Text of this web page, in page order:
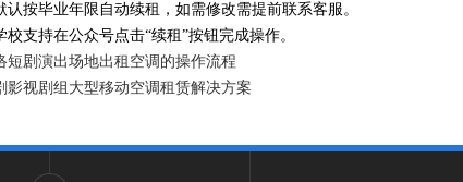
认按毕业年限自动续租，如需修改需提前联系客服。
支持在公众号点击“续租”按钮完成操作。
短剧演出场地出租空调的操作流程
影视剧组大型移动空调租赁解决方案